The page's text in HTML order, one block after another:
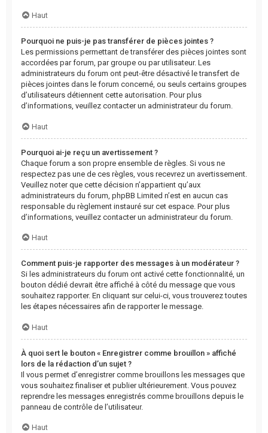
Haut
Pourquoi ne puis-je pas transférer de pièces jointes ?
Les permissions permettant de transférer des pièces jointes sont
accordées par forum, par groupe ou par utilisateur. Les
administrateurs du forum ont peut-être désactivé le transfert de
pièces jointes dans le forum concerné, ou seuls certains groupes
d’utilisateurs détiennent cette autorisation. Pour plus
d’informations, veuillez contacter un administrateur du forum.
Haut
Pourquoi ai-je reçu un avertissement ?
Chaque forum a son propre ensemble de règles. Si vous ne
respectez pas une de ces règles, vous recevrez un avertissement.
Veuillez noter que cette décision n’appartient qu’aux
administrateurs du forum, phpBB Limited n’est en aucun cas
responsable du règlement instauré sur cet espace. Pour plus
d’informations, veuillez contacter un administrateur du forum.
Haut
Comment puis-je rapporter des messages à un modérateur ?
Si les administrateurs du forum ont activé cette fonctionnalité, un
bouton dédié devrait être affiché à côté du message que vous
souhaitez rapporter. En cliquant sur celui-ci, vous trouverez toutes
les étapes nécessaires afin de rapporter le message.
Haut
À quoi sert le bouton « Enregistrer comme brouillon » affiché
lors de la rédaction d’un sujet ?
Il vous permet d’enregistrer comme brouillons les messages que
vous souhaitez finaliser et publier ultérieurement. Vous pouvez
reprendre les messages enregistrés comme brouillons depuis le
panneau de contrôle de l’utilisateur.
Haut